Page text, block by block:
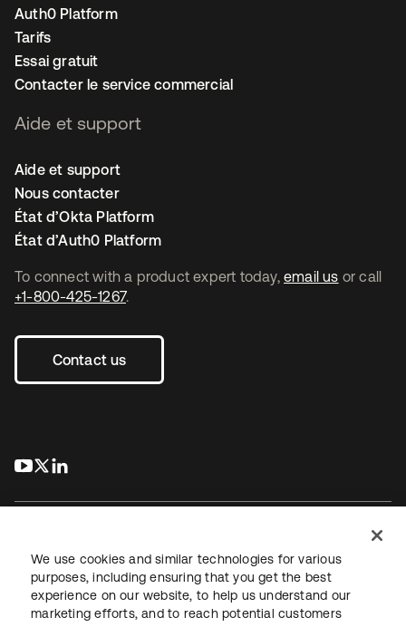
To connect with a product expert today, email us or call
+1-800-425-1267.
Contact us
s’ouvre dans un nouvel onglet
s’ouvre dans un nouvel onglet
Auth0 Platform
Tarifs
Essai gratuit
Contacter le service commercial
Aide et support
Aide et support
Nous contacter
État d’Okta Platform
État d’Auth0 Platform
JuridiquePolitique de confidentialité
Conditions d’utilisation du siteSécuritéPlan du site
We use cookies and similar technologies for various
purposes, including ensuring that you get the best
experience on our website, to help us understand our
marketing efforts, and to reach potential customers